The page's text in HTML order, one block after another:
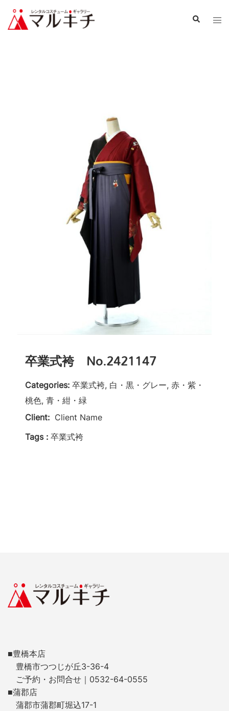
卒業式袴 No.2421147
Categories: 卒業式袴, 白・黒・グレー, 赤・紫・
桃色, 青・紺・緑
Client: Client Name
Tags : 卒業式袴
■豊橋本店
豊橋市つつじが丘3-36-4
ご予約・お問合せ｜0532-64-0555
■蒲郡店
蒲郡市蒲郡町堀込17-1